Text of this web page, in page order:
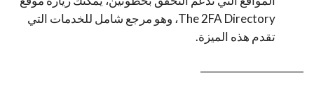
The 2FA Directory، وهو مرجع شامل للخدمات التي
تقدم هذه الميزة.